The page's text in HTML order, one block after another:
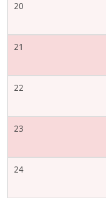
20
21
22
23
24